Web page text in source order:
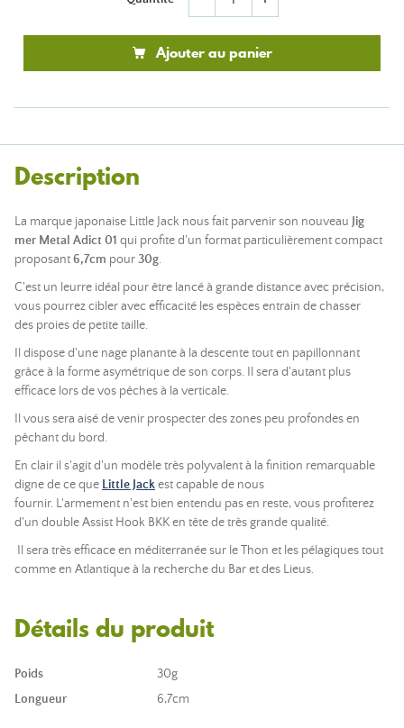
Ajouter au panier
Description
La marque japonaise Little Jack nous fait parvenir son nouveau Jig
mer Metal Adict 01 qui profite d'un format particulièrement compact
proposant6,7cm pour30g.
C'est un leurre idéal pour être lancé à grande distance avec précision,
vous pourrez cibler avec efficacité les espèces entrain de chasser
des proies de petite taille.
Il dispose d'une nage planante à la descente tout en papillonnant
grâce à la forme asymétrique de son corps. Il sera d'autant plus
efficace lors de vos pêches à la verticale.
Il vous sera aisé de venir prospecter des zones peu profondes en
pêchant du bord.
En clair il s'agit d'un modèle très polyvalent à la finition remarquable
digne de ce que Little Jackest capable de nous
fournir. L'armement n'est bien entendu pas en reste, vous profiterez
d'un double Assist Hook BKK en tête de très grande qualité.
Il sera très efficace en méditerranée sur le Thon et les pélagiques tout
comme en Atlantique à la recherche du Bar et des Lieus.
Détails du produit
Poids
30g
Longueur
6,7cm